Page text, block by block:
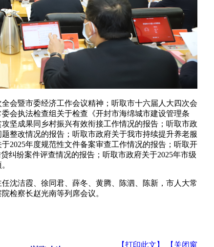
暨市委经济工作会议精神；听取市十六届人大四次会
会执法检查组关于检查《开封市海绵城市建设管理条
坚成果同乡村振兴有效衔接工作情况的报告；听取市政
整改情况的报告；听取市政府关于我市持续提升养老服
2025年度规范性文件备案审查工作情况的报告；听取开
纠纷案件评查情况的报告；听取市政府关于2025年市级
洁霞、徐同君、薛冬、黄腾、陈泗、陈新，市人大常
检察长赵光南等列席会议。
【打印此文】 【关闭窗